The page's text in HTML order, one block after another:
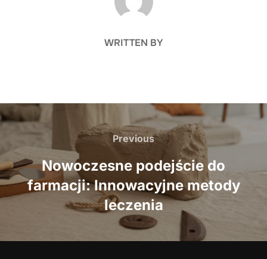
WRITTEN BY
Nawigacja
wpisu
Previous
Previous
Nowoczesne podejście do
farmacji: Innowacyjne metody
leczenia